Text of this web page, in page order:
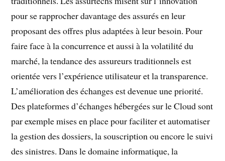
pour se rapprocher davantage des assurés en leur
proposant des offres plus adaptées à leur besoin. Pour
faire face à la concurrence et aussi à la volatilité du
marché, la tendance des assureurs traditionnels est
orientée vers l’expérience utilisateur et la transparence.
L’amélioration des échanges est devenue une priorité.
Des plateformes d’échanges hébergées sur le Cloud sont
par exemple mises en place pour faciliter et automatiser
la gestion des dossiers, la souscription ou encore le suivi
des sinistres. Dans le domaine informatique, la